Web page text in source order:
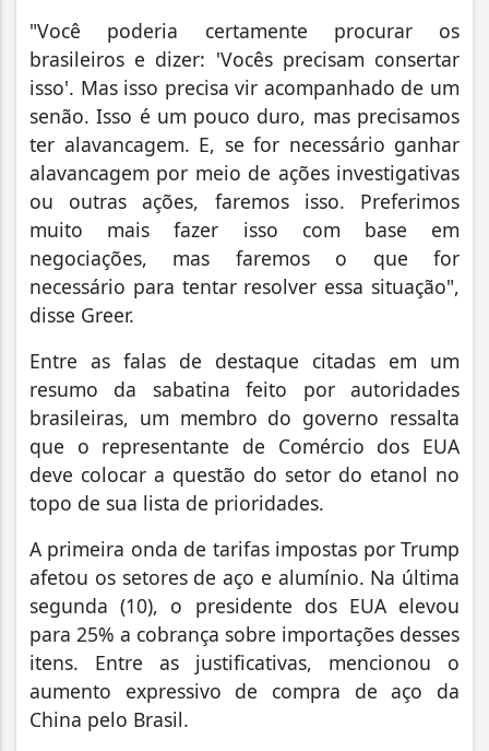
"Você poderia certamente procurar os
brasileiros e dizer: 'Vocês precisam consertar
isso'. Mas isso precisa vir acompanhado de um
senão. Isso é um pouco duro, mas precisamos
ter alavancagem. E, se for necessário ganhar
alavancagem por meio de ações investigativas
ou outras ações, faremos isso. Preferimos
muito mais fazer isso com base em
negociações, mas faremos o que for
necessário para tentar resolver essa situação",
disse Greer.
Entre as falas de destaque citadas em um
resumo da sabatina feito por autoridades
brasileiras, um membro do governo ressalta
que o representante de Comércio dos EUA
deve colocar a questão do setor do etanol no
topo de sua lista de prioridades.
A primeira onda de tarifas impostas por Trump
afetou os setores de aço e alumínio. Na última
segunda (10), o presidente dos EUA elevou
para 25% a cobrança sobre importações desses
itens. Entre as justificativas, mencionou o
aumento expressivo de compra de aço da
China pelo Brasil.